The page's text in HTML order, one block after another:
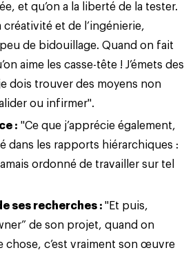
et qu’on a la liberté de la tester.
créativité et de l’ingénierie,
de bidouillage. Quand on fait
aime les casse-tête ! J’émets des
dois trouver des moyens non
ou infirmer".
: "Ce que j’apprécie également,
dans les rapports hiérarchiques :
ordonné de travailler sur tel
ses recherches : "Et puis,
de son projet, quand on
chose, c’est vraiment son œuvre